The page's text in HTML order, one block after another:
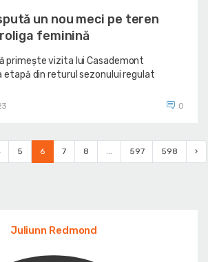
Juliunn Redmond
un nou meci pe teren
feminină
primește vizita lui Casademont
etapă din returul sezonului regulat
0
5 6 7 8 ... 597 598 ›